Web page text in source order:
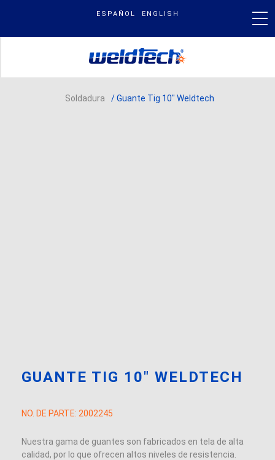
ESPAÑOL ENGLISH
Soldadura / Guante Tig 10″ Weldtech
GUANTE TIG 10″ WELDTECH
NO. DE PARTE: 2002245
Nuestra gama de guantes son fabricados en tela de alta
calidad, por lo que ofrecen altos niveles de resistencia.